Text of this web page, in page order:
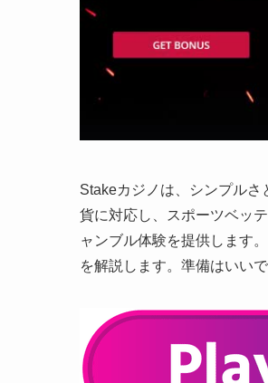
Stakeカジノは、シンプル
貨に対応し、スポーツベッ
ャンブル体験を提供します
を解説します。準備はいい